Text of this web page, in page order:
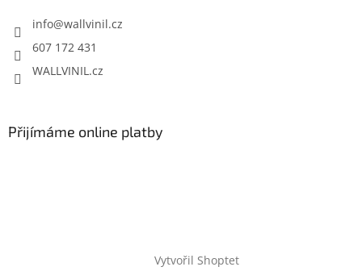
info@wallvinil.cz
607 172 431
WALLVINIL.cz
Přijímáme online platby
Vytvořil Shoptet